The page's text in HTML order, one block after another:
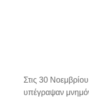
Στις 30
υπέγραψαν